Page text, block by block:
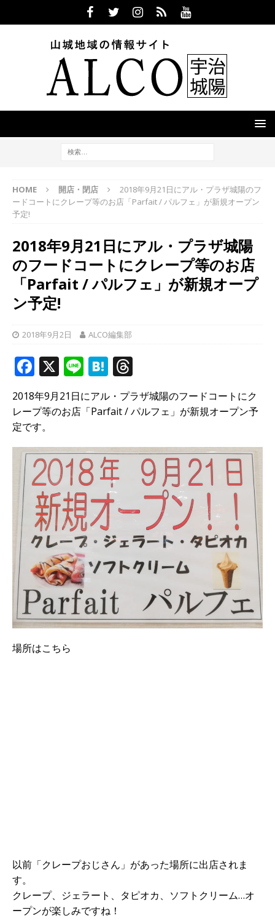
HOME 開店・閉店
2018年9月21日にアル・プラザ城陽のフ
ードコートにクレープ等のお店「Parfait / パルフェ」が新規オープン
予定!
2018年9月21日にアル・プラザ城陽
のフードコートにクレープ等のお店
「Parfait / パルフェ」が新規オープ
ン予定!
2018年9月2日 ALCO編集部
F
a
c
e
b
o
o
k
X Li
n
e
H
at
e
a
h
r
a
d
s
2018年9月21日にアル・プラザ城陽のフードコートにク
レープ等のお店「Parfait / パルフェ」が新規オープン予
定です。
場所はこちら
以前「クレープおじさん」があった場所に出店されま
す。
クレープ、ジェラート、タピオカ、ソフトクリーム…オ
ープンが楽しみですね！